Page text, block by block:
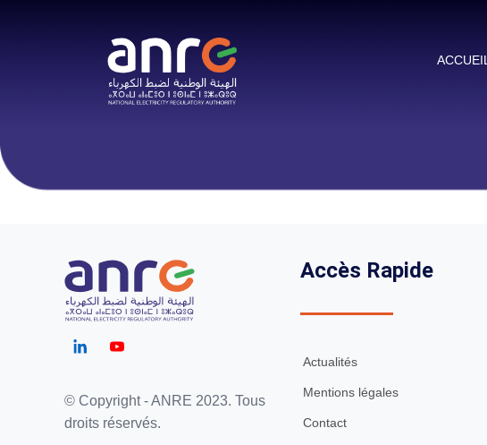
ACCUEIL
© Copyright - ANRE 2023. Tous
droits réservés.
Accès Rapide
Actualités
Mentions légales
Contact